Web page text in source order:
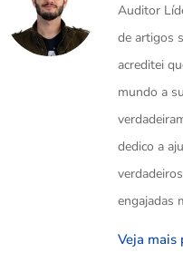
Auditor
de artigos
acreditei
mundo a
dedico a
engajadas
Veja mais